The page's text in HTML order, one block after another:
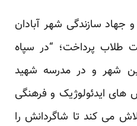
جهاد سازندگی شهر آبادان
طلاب پرداخت؛ “در سپاه
شهر و در مدرسه شهید
‌های ایدئولوژیک و فرهنگی
می کند تا شاگردانش را